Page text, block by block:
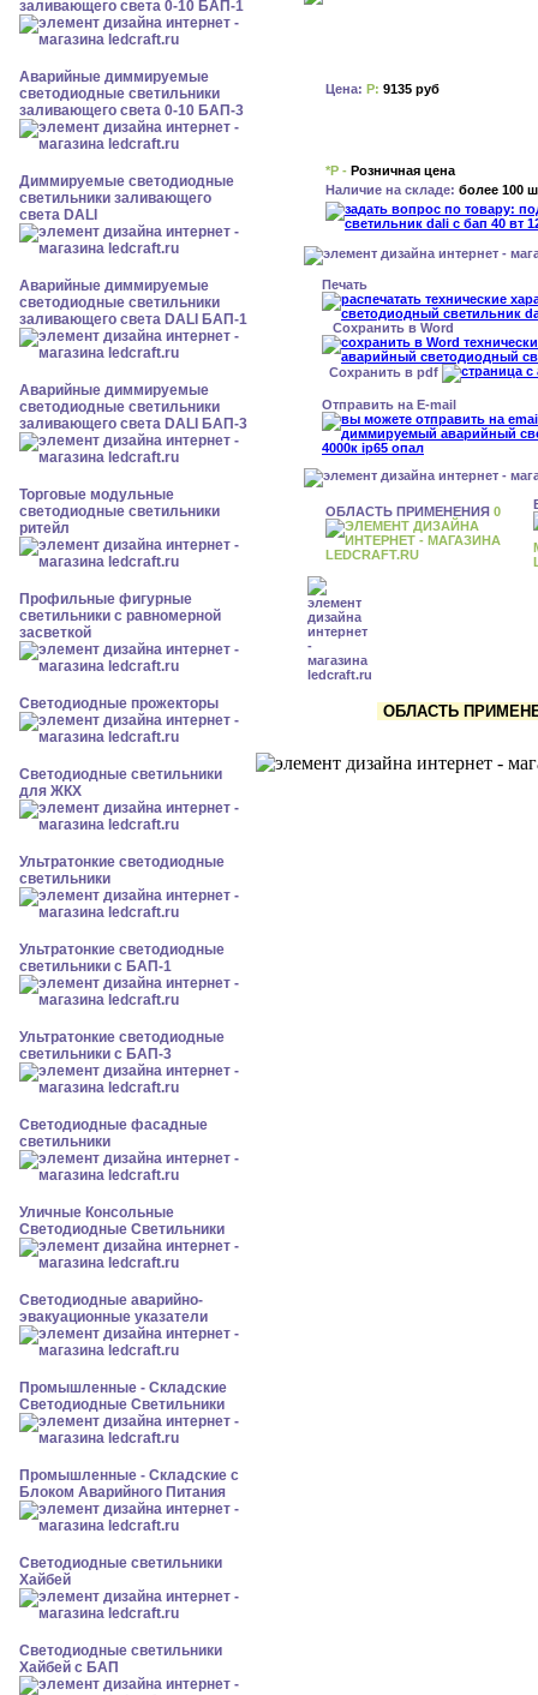
заливающего света 0-10 БАП-1
Аварийные диммируемые
светодиодные светильники
заливающего света 0-10 БАП-3
Диммируемые светодиодные
светильники заливающего
света DALI
Аварийные диммируемые
светодиодные светильники
заливающего света DALI БАП-1
Аварийные диммируемые
светодиодные светильники
заливающего света DALI БАП-3
Торговые модульные
светодиодные светильники
ритейл
Профильные фигурные
светильники с равномерной
засветкой
Светодиодные прожекторы
Светодиодные светильники
для ЖКХ
Ультратонкие светодиодные
светильники
Ультратонкие светодиодные
светильники с БАП-1
Ультратонкие светодиодные
светильники с БАП-3
Светодиодные фасадные
светильники
Уличные Консольные
Светодиодные Светильники
Светодиодные аварийно-
эвакуационные указатели
Промышленные - Складские
Светодиодные Светильники
Промышленные - Складские с
Блоком Аварийного Питания
Светодиодные светильники
Хайбей
Светодиодные светильники
Хайбей с БАП
Цена: Р: 9135 руб
*Р - Розничная цена
Наличие на складе: более 100
Печать
Сохранить в Word
Сохранить в pdf
Отправить на E-mail
ОБЛАСТЬ ПРИМЕНЕНИЯ 0
ОБЛАСТЬ